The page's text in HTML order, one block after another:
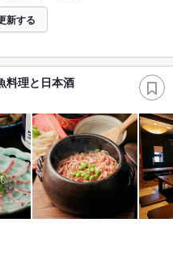
新する
料理と日本酒